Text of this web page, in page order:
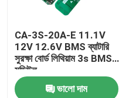
CA-3S-20A-E 11.1V
12V 12.6V BMS ব্যাটারি
সুরক্ষা বোর্ড লিথিয়াম 3s BMS
মডিউল
ভালো দাম